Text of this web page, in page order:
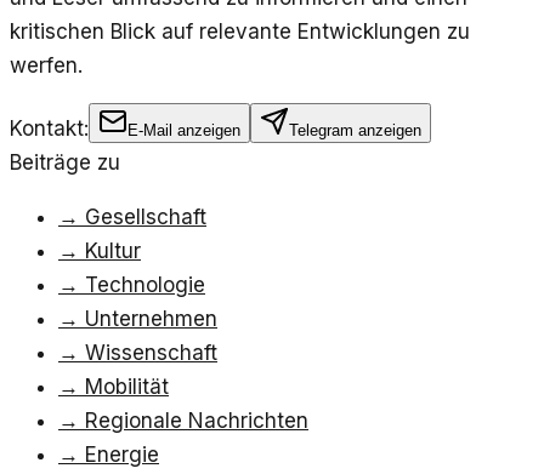
kritischen Blick auf relevante Entwicklungen zu
werfen.
Kontakt: E-Mail anzeigen Telegram anzeigen
Beiträge zu
→ Gesellschaft
→ Kultur
→ Technologie
→ Unternehmen
→ Wissenschaft
→ Mobilität
→ Regionale Nachrichten
→ Energie